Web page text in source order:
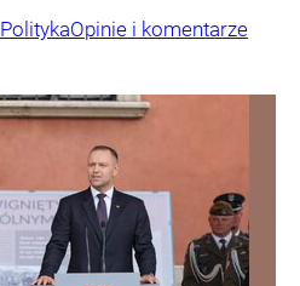
PolitykaOpinie i komentarze